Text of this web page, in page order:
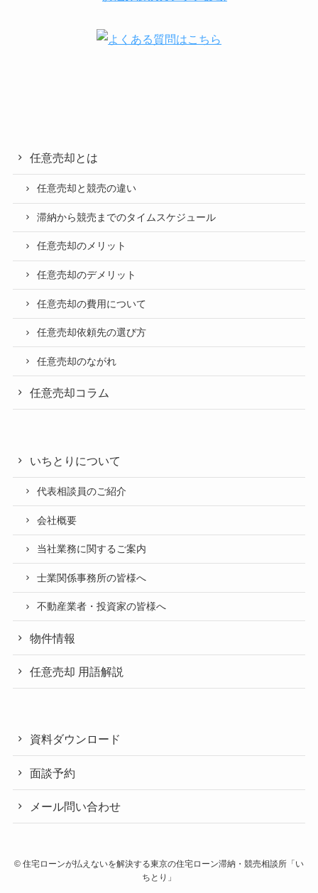
任意売却とは
任意売却と競売の違い
滞納から競売までのタイムスケジュール
任意売却のメリット
任意売却のデメリット
任意売却の費用について
任意売却依頼先の選び方
任意売却のながれ
任意売却コラム
いちとりについて
代表相談員のご紹介
会社概要
当社業務に関するご案内
士業関係事務所の皆様へ
不動産業者・投資家の皆様へ
物件情報
任意売却 用語解説
資料ダウンロード
面談予約
メール問い合わせ
© 住宅ローンが払えないを解決する東京の住宅ローン滞納・競売相談所「い
ちとり」